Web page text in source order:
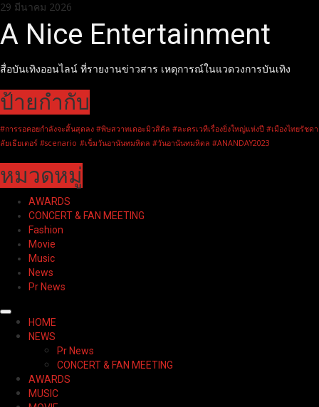
Skip
to
content
29 มีนาคม 2026
A Nice Entertainment
สื่อบันเทิงออนไลน์ ที่รายงานข่าวสาร เหตุการณ์ในแวดวงการบันเทิง
ป้ายกำกับ
#การรอคอยกำลังจะสิ้นสุดลง #พิษสวาทเดอะมิวสิคัล #ละครเวทีเรื่องยิ่งใหญ่แห่งปี #เมืองไทยรัชดา
ลัยเธียเตอร์ #scenario #เข็มวันอานันทมหิดล #วันอานันทมหิดล #ANANDAY2023
หมวดหมู่
AWARDS
CONCERT & FAN MEETING
Fashion
Movie
Music
News
Pr News
Primary
Menu
HOME
NEWS
Pr News
CONCERT & FAN MEETING
AWARDS
MUSIC